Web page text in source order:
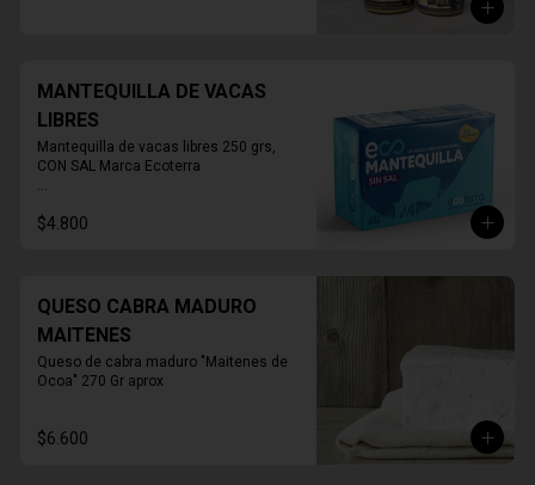
MANTEQUILLA DE VACAS
LIBRES
Mantequilla de vacas libres 250 grs,
CON SAL Marca Ecoterra
$4.800
QUESO CABRA MADURO
MAITENES
Queso de cabra maduro "Maitenes de
Ocoa" 270 Gr aprox
$6.600